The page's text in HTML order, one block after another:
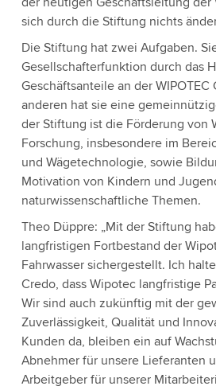
sich durch die Stiftung nichts
Die Stiftung hat zwei Aufgaben.
Gesellschafterfunktion durch das
Geschäftsanteile an der WIPOTEC
anderen hat sie eine
der Stiftung ist die Förderung von
Forschung, insbesondere im
und Wägetechnologie, sowie
Motivation von Kindern und
naturwissenschaftliche Themen.
Theo Düppre: „Mit der Stiftung
langfristigen Fortbestand der
Fahrwasser sichergestellt. Ich
Credo, dass Wipotec langfristige
Wir sind auch zukünftig mit der
Zuverlässigkeit, Qualität und
Kunden da, bleiben ein auf
Abnehmer für unsere Lieferanten
Arbeitgeber für unserer